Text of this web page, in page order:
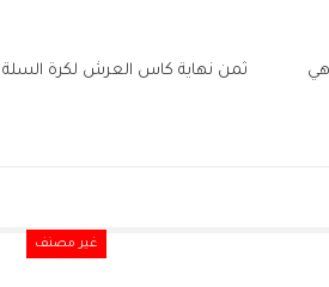
هي
ثمن نهاية كاس العرش لكرة السلة
غير مصنف